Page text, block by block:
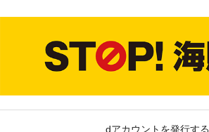
dアカウントを発行する